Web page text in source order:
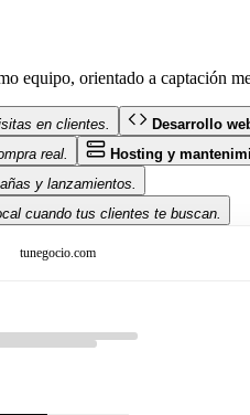
equipo, orientado a captación
en clientes. Desarrollo
real. Hosting y
y lanzamientos.
cuando tus clientes te buscan.
tunegocio.com